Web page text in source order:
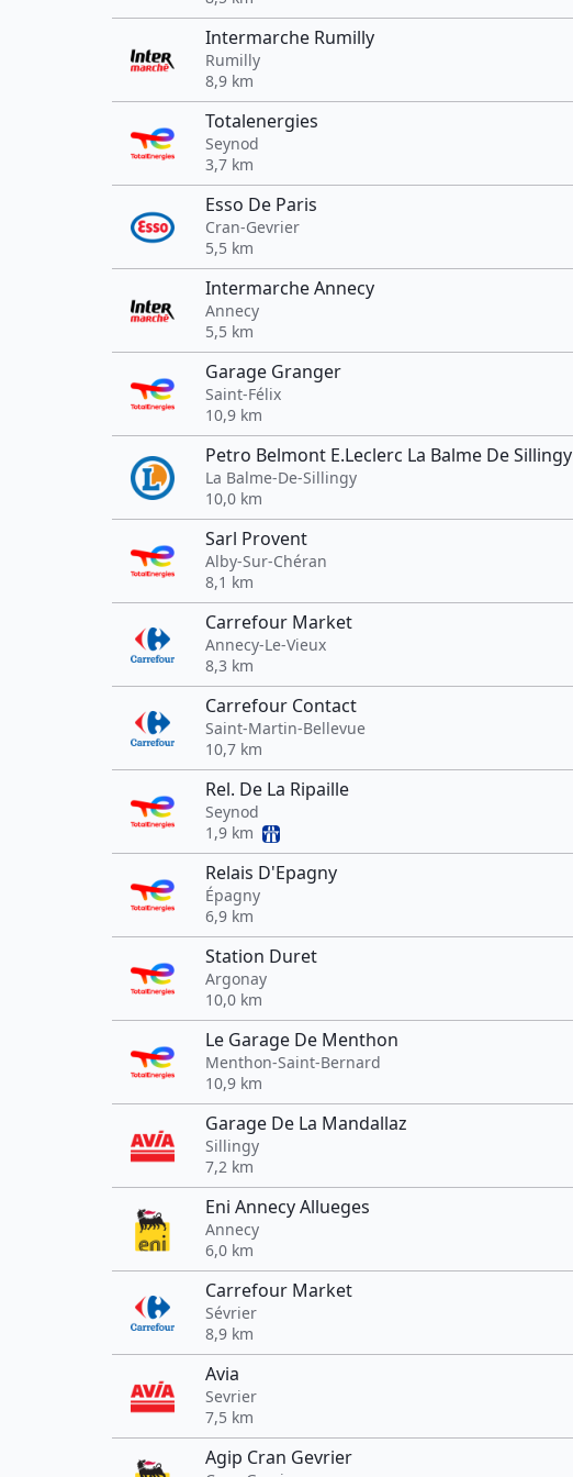
Intermarche Rumilly
Rumilly
8,9 km
Totalenergies
Seynod
3,7 km
Esso De Paris
Cran-Gevrier
5,5 km
Intermarche Annecy
Annecy
5,5 km
Garage Granger
Saint-Félix
10,9 km
Petro Belmont E.Leclerc La Balme De Sillingy
La Balme-De-Sillingy
10,0 km
Sarl Provent
Alby-Sur-Chéran
8,1 km
Carrefour Market
Annecy-Le-Vieux
8,3 km
Carrefour Contact
Saint-Martin-Bellevue
10,7 km
Rel. De La Ripaille
Seynod
1,9 km
Relais D'Epagny
Épagny
6,9 km
Station Duret
Argonay
10,0 km
Le Garage De Menthon
Menthon-Saint-Bernard
10,9 km
Garage De La Mandallaz
Sillingy
7,2 km
Eni Annecy Allueges
Annecy
6,0 km
Carrefour Market
Sévrier
8,9 km
Avia
Sevrier
7,5 km
Agip Cran Gevrier